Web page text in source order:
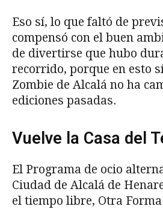
Eso sí, lo que faltó de
compensó con el buen
de divertirse que hubo
recorrido, porque en esto
Zombie de Alcalá no ha
ediciones pasadas.
Vuelve la Casa del
El Programa de ocio
Ciudad de Alcalá de
el tiempo libre, Otra